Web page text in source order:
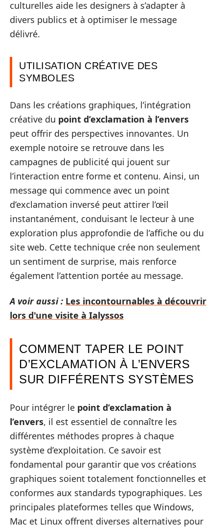
culturelles aide les designers à s’adapter à
divers publics et à optimiser le message
délivré.
UTILISATION CRÉATIVE DES
SYMBOLES
Dans les créations graphiques, l’intégration
créative du point d’exclamation à l’envers
peut offrir des perspectives innovantes. Un
exemple notoire se retrouve dans les
campagnes de publicité qui jouent sur
l’interaction entre forme et contenu. Ainsi, un
message qui commence avec un point
d’exclamation inversé peut attirer l’œil
instantanément, conduisant le lecteur à une
exploration plus approfondie de l’affiche ou du
site web. Cette technique crée non seulement
un sentiment de surprise, mais renforce
également l’attention portée au message.
A voir aussi : Les incontournables à découvrir
lors d'une visite à Ialyssos
COMMENT TAPER LE POINT
D’EXCLAMATION À L’ENVERS
SUR DIFFÉRENTS SYSTÈMES
Pour intégrer le point d’exclamation à
l’envers, il est essentiel de connaître les
différentes méthodes propres à chaque
système d’exploitation. Ce savoir est
fondamental pour garantir que vos créations
graphiques soient totalement fonctionnelles et
conformes aux standards typographiques. Les
principales plateformes telles que Windows,
Mac et Linux offrent diverses alternatives pour